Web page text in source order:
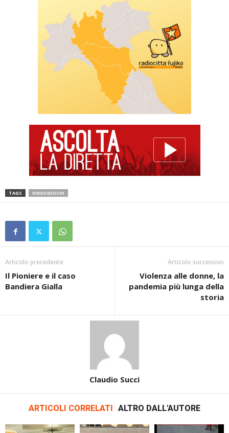
TAGS VIDEOGIOCHI
Articolo precedente
Il Pioniere e il caso
Bandiera Gialla
Articolo successivo
Violenza alle donne, la
pandemia più lunga della
storia
Claudio Succi
ARTICOLI CORRELATI ALTRO DALL'AUTORE